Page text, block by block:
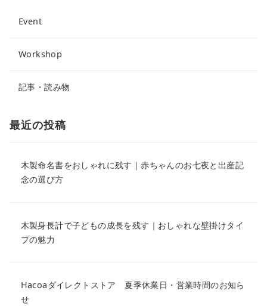
Event
Workshop
記事・読み物
最近の投稿
木製命名書をおしゃれに残す｜赤ちゃんのお七夜と出産記
念の選び方
木製身長計で子どもの成長を残す｜おしゃれな壁掛けタイ
プの魅力
Hacoaダイレクトストア 夏季休業日・営業時間のお知ら
せ